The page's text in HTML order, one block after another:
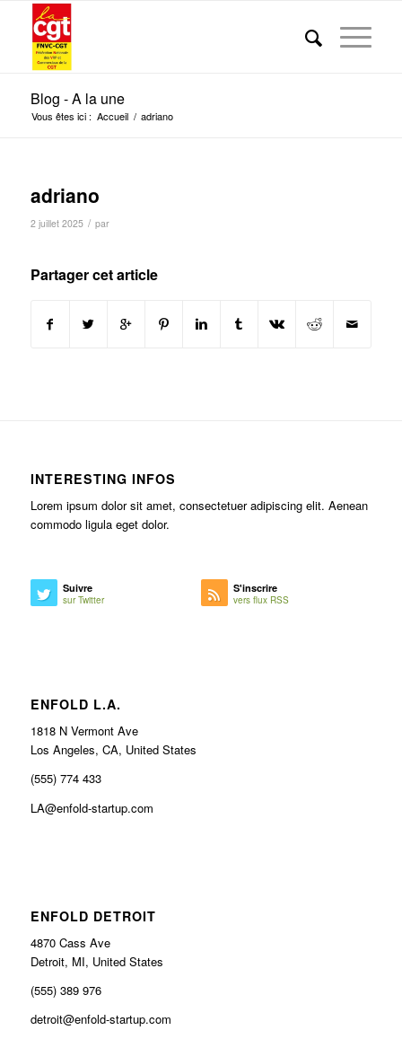
Blog - A la une
Vous êtes ici : Accueil / adriano
adriano
2 juillet 2025 / par
Partager cet article
INTERESTING INFOS
Lorem ipsum dolor sit amet, consectetuer adipiscing elit. Aenean
commodo ligula eget dolor.
Suivre
sur Twitter
S'inscrire
vers flux RSS
ENFOLD L.A.
1818 N Vermont Ave
Los Angeles, CA, United States
(555) 774 433
LA@enfold-startup.com
ENFOLD DETROIT
4870 Cass Ave
Detroit, MI, United States
(555) 389 976
detroit@enfold-startup.com